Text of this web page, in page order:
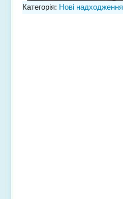
Категорія: Нові надходження